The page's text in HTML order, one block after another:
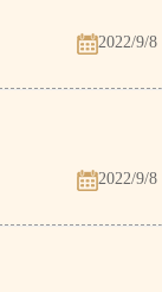
2022/9/8
2022/9/8